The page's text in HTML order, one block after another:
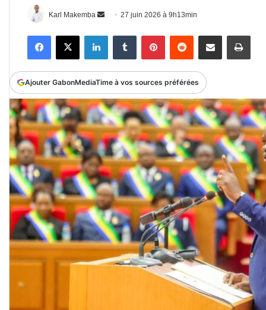
Karl Makemba
Envoyer
courriel
27 juin 2026 à 9h13min
FacebookX LinkedinTumblr PinterestReddit Partager par email
Ajouter GabonMediaTime à vos sources préférées